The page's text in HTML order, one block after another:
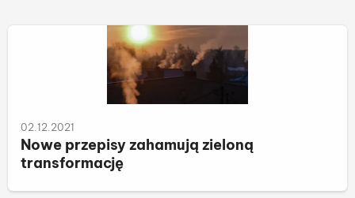
02.12.2021
Nowe przepisy zahamują zieloną
transformację